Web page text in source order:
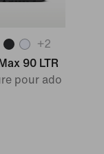
+2
90 LTR
pour ado